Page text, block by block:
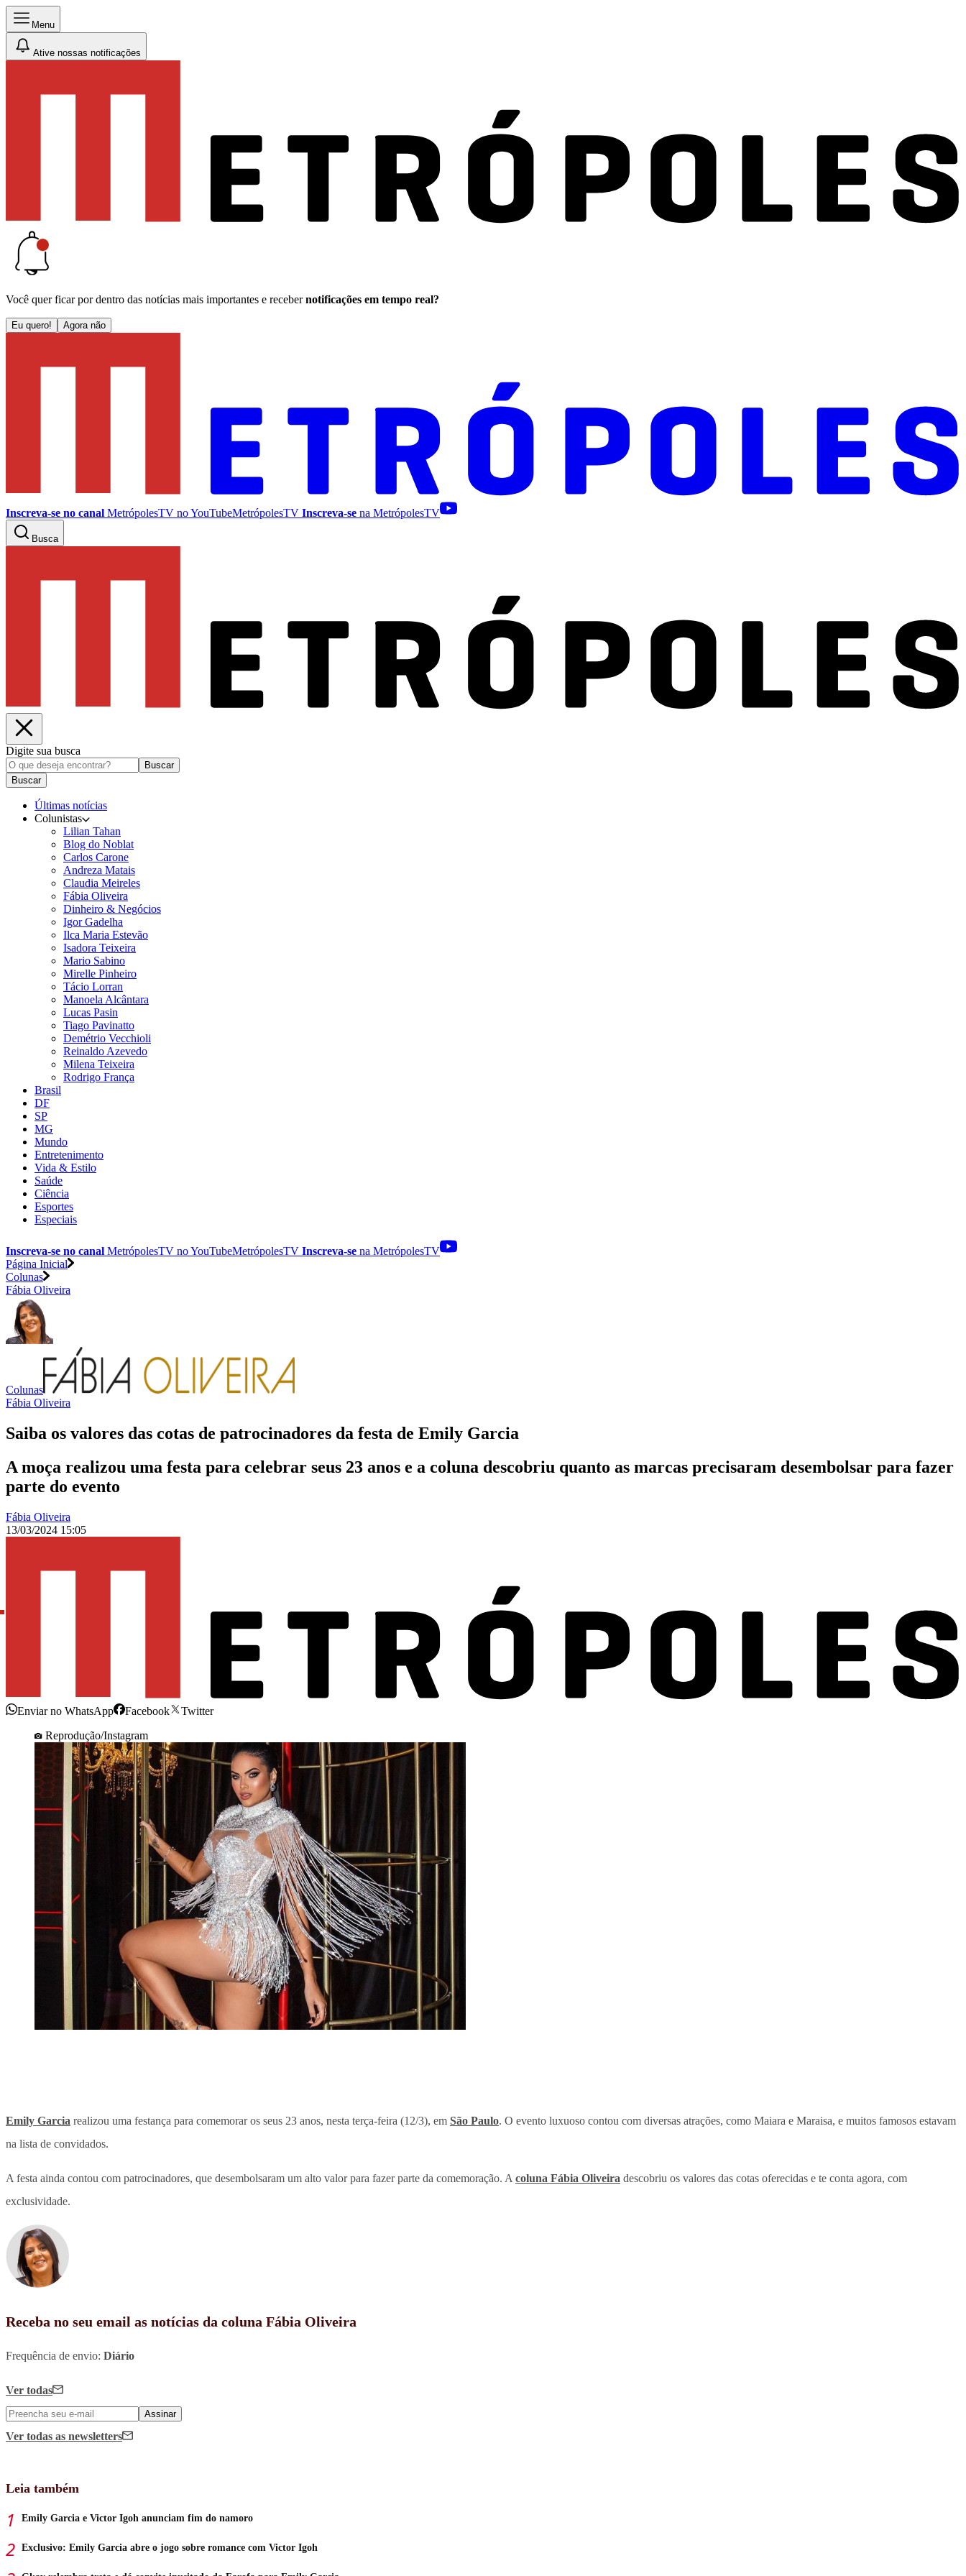
Menu
Ative nossas notificações
Você quer ficar por dentro das notícias mais importantes e receber notificações em tempo real?
Eu quero! Agora não
Inscreva-se no canal MetrópolesTV noYouTubeMetrópolesTV Inscreva-se na MetrópolesTV
Busca
Digite sua busca
Buscar
Buscar
Últimas notícias
Colunistas
Lilian Tahan
Blog do Noblat
Carlos Carone
Andreza Matais
Claudia Meireles
Fábia Oliveira
Dinheiro & Negócios
Igor Gadelha
Ilca Maria Estevão
Isadora Teixeira
Mario Sabino
Mirelle Pinheiro
Tácio Lorran
Manoela Alcântara
Lucas Pasin
Tiago Pavinatto
Demétrio Vecchioli
Reinaldo Azevedo
Milena Teixeira
Rodrigo França
Brasil
DF
SP
MG
Mundo
Entretenimento
Vida & Estilo
Saúde
Ciência
Esportes
Especiais
Inscreva-se no canal MetrópolesTV noYouTubeMetrópolesTV Inscreva-se na MetrópolesTV
Página Inicial
Colunas
Fábia Oliveira
Colunas
Fábia Oliveira
Saiba os valores das cotas de patrocinadores da festa de Emily Garcia
A moça realizou uma festa para celebrar seus 23 anos e a coluna descobriu quanto as marcas precisaram desembolsar para fazer
parte do evento
Fábia Oliveira
13/03/2024 15:05
Enviar no WhatsApp Facebook
Twitter
Reprodução/Instagram
Emily Garcia realizou uma festança para comemorar os seus 23 anos, nesta terça-feira (12/3), em São Paulo. O evento luxuoso contou com diversas atrações, como Maiara e Maraisa, e muitos famosos estavam
na lista de convidados.
A festa ainda contou com patrocinadores, que desembolsaram um alto valor para fazer parte da comemoração. A coluna Fábia Oliveira descobriu os valores das cotas oferecidas e te conta agora, com
exclusividade.
Receba no seu email as notícias da coluna Fábia Oliveira
Frequência de envio: Diário
Ver todas
Assinar
Ver todas as newsletters
Leia também
Emily Garcia e Victor Igoh anunciam fim do namoro
Exclusivo: Emily Garcia abre o jogo sobre romance com Victor Igoh